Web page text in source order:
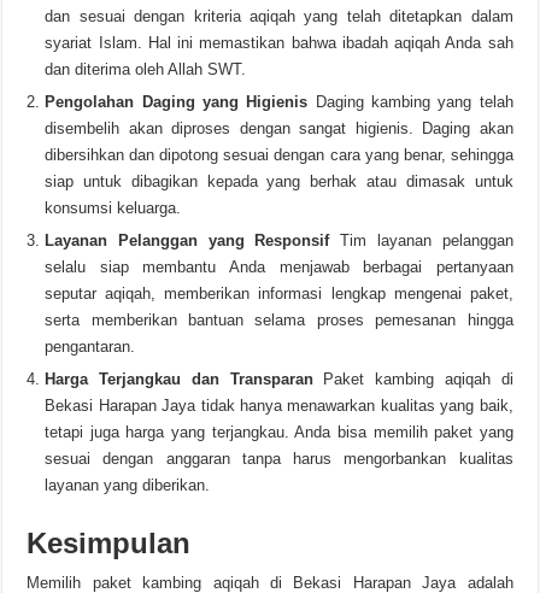
dan sesuai dengan kriteria aqiqah yang telah ditetapkan dalam
syariat Islam. Hal ini memastikan bahwa ibadah aqiqah Anda sah
dan diterima oleh Allah SWT.
Pengolahan Daging yang Higienis Daging kambing yang telah
disembelih akan diproses dengan sangat higienis. Daging akan
dibersihkan dan dipotong sesuai dengan cara yang benar, sehingga
siap untuk dibagikan kepada yang berhak atau dimasak untuk
konsumsi keluarga.
Layanan Pelanggan yang ResponsifTim layanan pelanggan
selalu siap membantu Anda menjawab berbagai pertanyaan
seputar aqiqah, memberikan informasi lengkap mengenai paket,
serta memberikan bantuan selama proses pemesanan hingga
pengantaran.
Harga Terjangkau dan TransparanPaket kambing aqiqah di
Bekasi Harapan Jaya tidak hanya menawarkan kualitas yang baik,
tetapi juga harga yang terjangkau. Anda bisa memilih paket yang
sesuai dengan anggaran tanpa harus mengorbankan kualitas
layanan yang diberikan.
Kesimpulan
Memilih paket kambing aqiqah di Bekasi Harapan Jaya adalah